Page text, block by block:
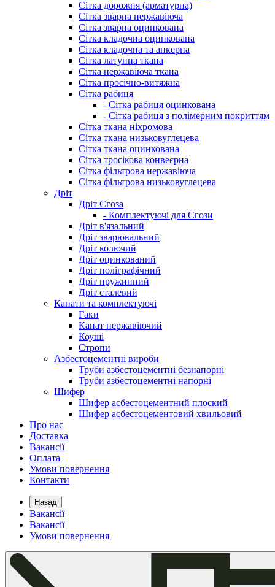
Сітка дорожня (арматурна)
Сітка зварна нержавіюча
Сітка зварна оцинкована
Сітка кладочна оцинкована
Сітка кладочна та анкерна
Сітка латунна ткана
Сітка нержавіюча ткана
Сітка просічно-витяжна
Сітка рабиця
- Сітка рабиця оцинкована
- Сітка рабиця з полімерним покриттям
Сітка ткана ніхромова
Сітка ткана низьковуглецева
Сітка ткана оцинкована
Сітка тросікова конвеєрна
Сітка фільтрова нержавіюча
Сітка фільтрова низьковуглецева
Дріт
Дріт Єгоза
- Комплектуючі для Єгози
Дріт в'язальний
Дріт зварювальний
Дріт колючий
Дріт оцинкований
Дріт поліграфічний
Дріт пружинний
Дріт сталевий
Канати та комплектуючі
Гаки
Канат нержавіючий
Коуші
Стропи
Азбестоцементні вироби
Труби азбестоцементні безнапорні
Труби азбестоцементні напорні
Шифер
Шифер асбестоцементний плоский
Шифер асбестоцементовий хвильовий
Про нас
Доставка
Вакансії
Оплата
Умови повернення
Контакти
Назад
Вакансії
Вакансії
Умови повернення